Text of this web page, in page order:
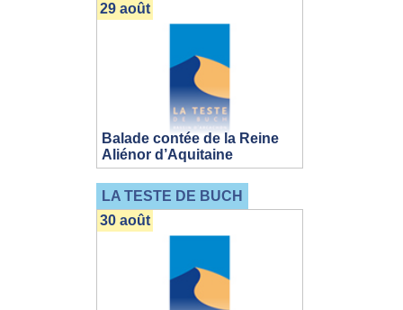
Balade contée de la Reine
Aliénor d’Aquitaine
29 août
LA TESTE DE BUCH
30 août